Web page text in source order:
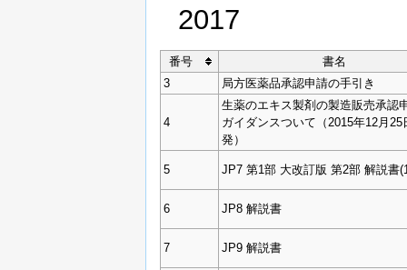
2017
番号
書名
3
局方医薬品承認申請の手引き
4
生薬のエキス製剤の製造販売承認
ガイダンスついて（2015年12月25
発）
5 JP7 第1部 大改訂版 第2部 解説書
6 JP8 解説書
7 JP9 解説書